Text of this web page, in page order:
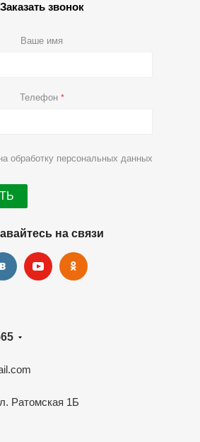
Заказать звонок
Ваше имя
Телефон *
обработку персональных данных
на связи
Ратомская 1Б